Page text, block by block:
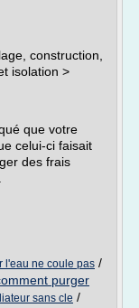
construction,
isolation >
que votre
celui-ci faisait
des frais
l'eau ne coule pas /
purger
sans cle /